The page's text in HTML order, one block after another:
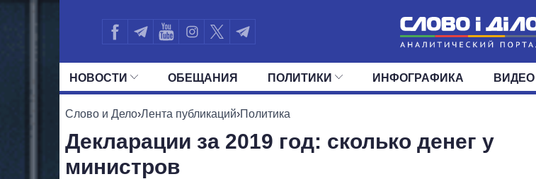
НОВОСТИ
ПОЛИТИКА ЭКОНОМИКА
ОБЕЩАНИЯ ПОЛИТИКИ
ВСЕ ПОЛИТИКИ ПРЕЗИДЕНТ И ОФИС
ДЕПУТАТЫ КОМИТЕТЫ
ИНФОГРАФИКА ВИДЕО
Слово и Дело›Лента публикаций›Политика
Декларации за 2019 год: сколько денег у
министров